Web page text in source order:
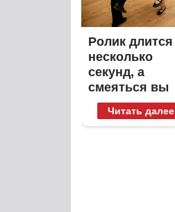
Ролик длится
несколько
секунд, а
смеяться вы
будете долго
Читать далее